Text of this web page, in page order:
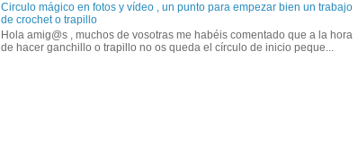
Circulo mágico en fotos y vídeo , un punto para empezar bien un trabajo
de crochet o trapillo
Hola amig@s , muchos de vosotras me habéis comentado que a la hora
de hacer ganchillo o trapillo no os queda el círculo de inicio peque...